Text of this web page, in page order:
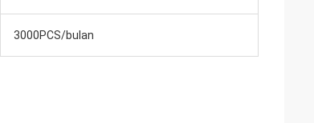
3000PCS/bulan